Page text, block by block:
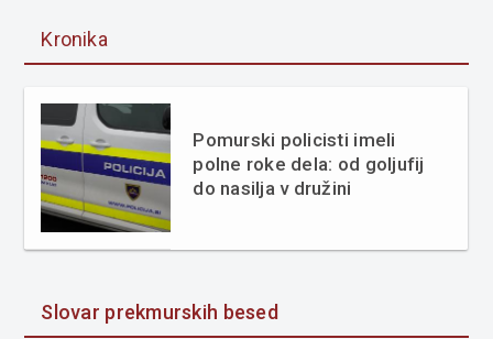
Kronika
Pomurski policisti imeli
polne roke dela: od goljufij
do nasilja v družini
Slovar prekmurskih besed